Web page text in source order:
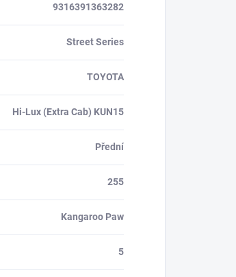
9316391363282
Street Series
TOYOTA
Hi-Lux (Extra Cab) KUN15
Přední
255
Kangaroo Paw
5